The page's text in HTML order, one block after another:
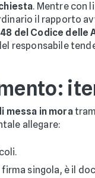
. Mentre con li
il rapporto
del Codice delle
responsabile
messa in mora
allegare:
firma singola, è il